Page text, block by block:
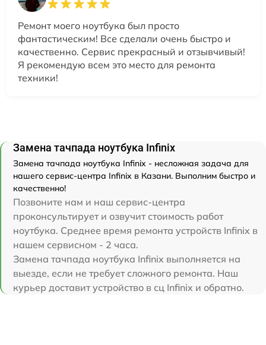
Ремонт моего ноутбука был просто
фантастическим! Все сделали очень быстро и
качественно. Сервис прекрасный и отзывчивый!
Я рекомендую всем это место для ремонта
техники!
Замена тачпада ноутбука Infinix
Замена тачпада ноутбука Infinix - несложная задача для
нашего сервис-центра Infinix в Казани. Выполним быстро и
качественно!
Позвоните нам и наш сервис-центра
проконсультирует и озвучит стоимость работ
ноутбука. Среднее время ремонта устройств Infinix в
нашем сервисном - 2 часа.
Замена тачпада ноутбука Infinix выполняется на
выезде, если не требует сложного ремонта. Наш
курьер доставит устройство в сц Infinix и обратно.